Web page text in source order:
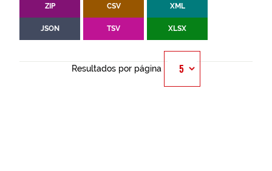
ZIP CSV XML
JSON TSV XLSX
Resultados por página